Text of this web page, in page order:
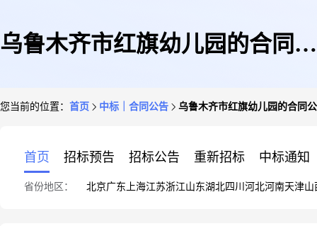
乌鲁木齐市红旗幼儿园的合同公
您当前的位置： 首页 中标｜合同公告 乌鲁木齐市红旗幼儿园的合同
首页 招标预告 招标公告 重新招标 中标通知
省份地区： 北京广东 上海江苏浙江山东湖北四川 河北河南天津山